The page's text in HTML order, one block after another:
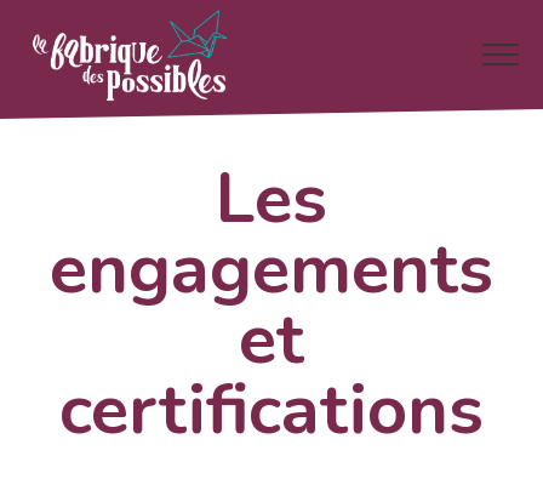
Les
engagements
et
certifications